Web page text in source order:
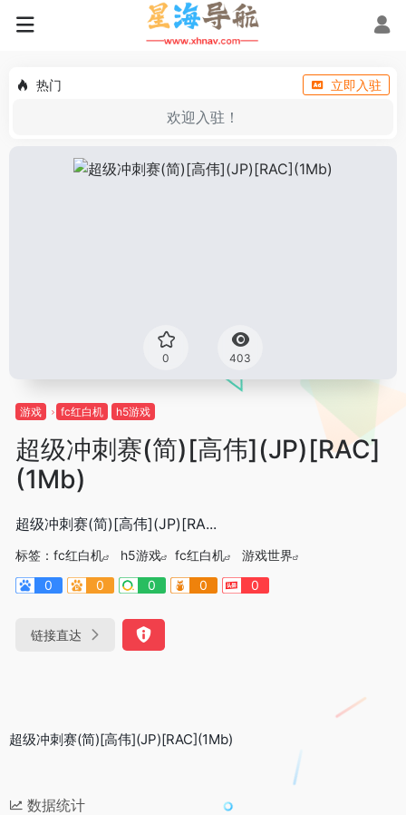
热门 立即入驻
欢迎入驻！
0 403
游戏 fc红白机 h5游戏
超级冲刺赛(简)[高伟](JP)[RAC]
(1Mb)
超级冲刺赛(简)[高伟](JP)[RA...
标签： fc红白机 h5游戏 fc红白机
游戏世界
0
0 0 0 0
链接直达
超级冲刺赛(简)[高伟](JP)[RAC](1Mb)
数据统计